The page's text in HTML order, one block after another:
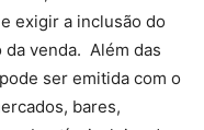
exigir a inclusão do
da venda. Além das
ser emitida com o
bares,